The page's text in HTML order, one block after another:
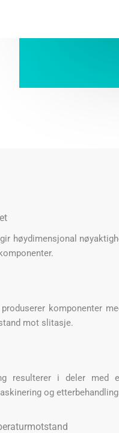
høydimensjonal
komponenter
mot slitasje.
resulterer i deler med
og